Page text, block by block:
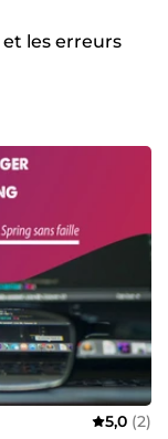
les erreurs
5,0 (2)